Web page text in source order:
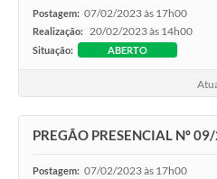
Postagem: 07/02/2023 às 17h00
Realização: 20/02/2023 às 14h00
Situação: ABERTO
PREGÃO PRESENCIAL Nº
Postagem: 07/02/2023 às 17h00